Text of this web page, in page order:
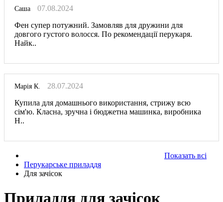
Саша
07.08.2024
Фен супер потужний. Замовляв для дружини для
довгого густого волосся. По рекомендації перукаря.
Найк..
Марія К.
28.07.2024
Купила для домашнього використання, стрижу всю
сім'ю. Класна, зручна і бюджетна машинка, виробника
Н..
Показать всі
Перукарське приладдя
Для зачісок
Приладдя для зачісок